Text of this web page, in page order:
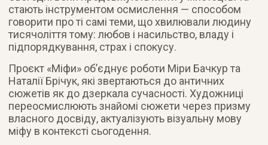
стають інструментом осмислення — способом
говорити про ті самі теми, що хвилювали людину
тисячоліття тому: любов і насильство, владу і
підпорядкування, страх і спокусу.
Проєкт «Міфи» об’єднує роботи Міри Бачкур та
Наталії Брічук, які звертаються до античних
сюжетів як до дзеркала сучасності. Художниці
переосмислюють знайомі сюжети через призму
власного досвіду, актуалізують візуальну мову
міфу в контексті сьогодення.